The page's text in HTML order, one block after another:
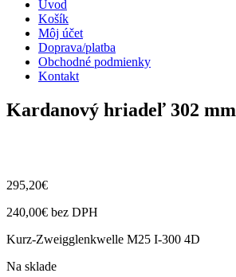
Úvod
Košík
Môj účet
Doprava/platba
Obchodné podmienky
Kontakt
Kardanový hriadeľ 302 mm
295,20€
240,00€ bez DPH
Kurz-Zweigglenkwelle M25 I-300 4D
Na sklade